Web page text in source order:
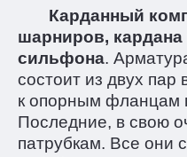
Карданный
шарниров, кардана
сильфона.
состоит из двух
к опорным фланцам
Последние, в свою
патрубкам. Все они